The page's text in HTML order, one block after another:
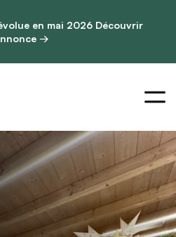
en mai 2026 Découvrir
→